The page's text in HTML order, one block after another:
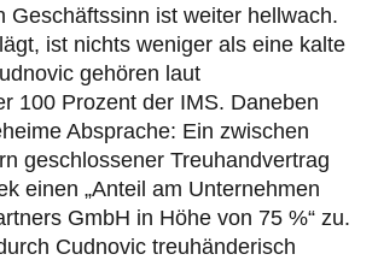
Geschäftssinn ist weiter hellwach.
ist nichts weniger als eine kalte
gehören laut
100 Prozent der IMS. Daneben
Absprache: Ein zwischen
geschlossener Treuhandvertrag
einen „Anteil am Unternehmen
GmbH in Höhe von 75 %“ zu.
Cudnovic treuhänderisch